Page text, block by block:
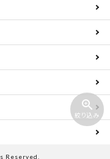
zoom_in
絞り込み
Reserved.